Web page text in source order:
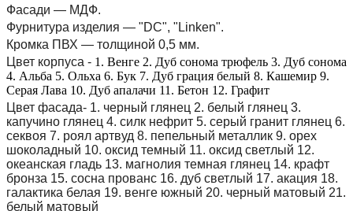
Фасади — МДФ.
Фурнитура изделия — "DC", "Linken".
Кромка ПВХ — толщиной 0,5 мм.
Цвет корпуса - 1. Венге 2. Дуб сонома трюфель 3. Дуб сонома
4. Альба 5. Ольха 6. Бук 7. Дуб грация белый 8. Кашемир 9.
Серая Лава 10. Дуб апалачи 11. Бетон 12. Графит
Цвет фасада- 1. черный глянец 2. белый глянец 3.
капучино глянец 4. силк нефрит 5. серый гранит глянец 6.
секвоя 7. роял артвуд 8. пепельный металлик 9. орех
шоколадный 10. оксид темный 11. оксид светлый 12.
океанская гладь 13. магнолия темная глянец 14. крафт
бронза 15. сосна прованс 16. дуб светлый 17. акация 18.
галактика белая 19. венге южный 20. черный матовый 21.
белый матовый